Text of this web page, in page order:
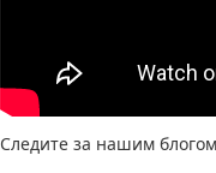
Следите за нашим